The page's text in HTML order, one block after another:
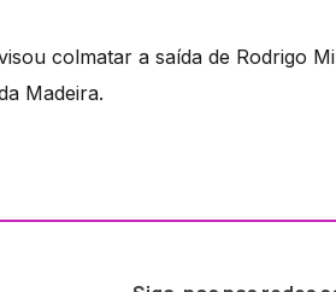
colmatar a saída de Rodrigo
Madeira.